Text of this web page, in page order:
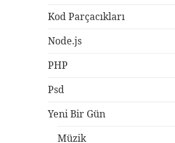
Kod Parçacıkları
Node.js
PHP
Psd
Yeni Bir Gün
Müzik